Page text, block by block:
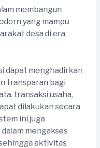
membangun
yang mampu
desa di era
dapat menghadirkan
transparan bagi
transaksi usaha,
dilakukan secara
ini juga
mengakses
aktivitas